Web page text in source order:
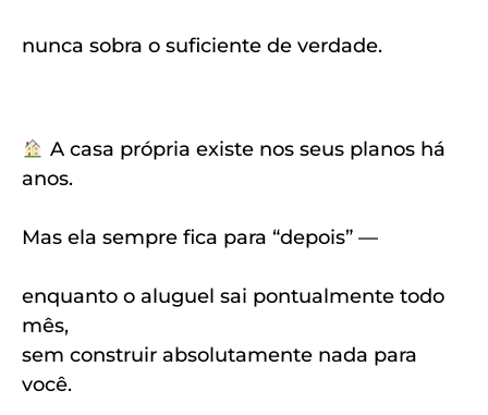
nunca sobra o suficiente de verdade.
A casa própria existe nos seus planos há
anos.
Mas ela sempre fica para “depois” —
enquanto o aluguel sai pontualmente todo
mês,
sem construir absolutamente nada para
você.